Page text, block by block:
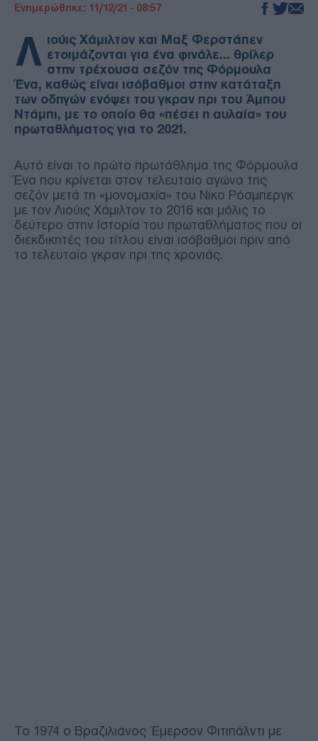
Ενημερώθηκε: 11/12/21 - 08:57
Λ ιούις Χάμιλτον και Μαξ Φερστάπεν
ετοιμάζονται για ένα φινάλε... θρίλερ
στην τρέχουσα σεζόν της Φόρμουλα
Ένα, καθώς είναι ισόβαθμοι στην κατάταξη
των οδηγών ενόψει του γκραν πρι του Άμπου
Ντάμπι, με το οποίο θα «πέσει η αυλαία» του
πρωταθλήματος για το 2021.
Αυτό είναι το πρώτο πρωτάθλημα της Φόρμουλα
Ένα που κρίνεται στον τελευταίο αγώνα της
σεζόν μετά τη «μονομαχία» του Νίκο Ρόσμπεργκ
με τον Λιούις Χάμιλτον το 2016 και μόλις το
δεύτερο στην Ιστορία του πρωταθλήματος που οι
διεκδικητές του τίτλου είναι ισόβαθμοι πριν από
το τελευταίο γκραν πρι της χρονιάς.
Το 1974 ο Βραζιλιάνος Έμερσον Φιτιπάλντι με